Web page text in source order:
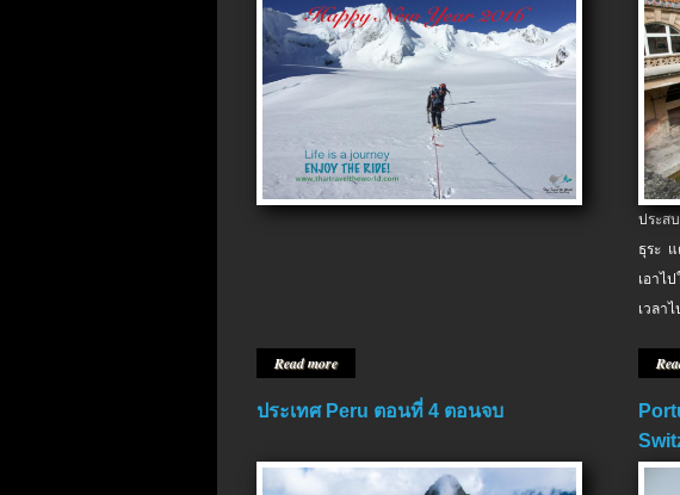
Read more
ประส
ธุระ
เอาไ
เวลา
ประเทศ Peru ตอนที่ 4 ตอนจบ